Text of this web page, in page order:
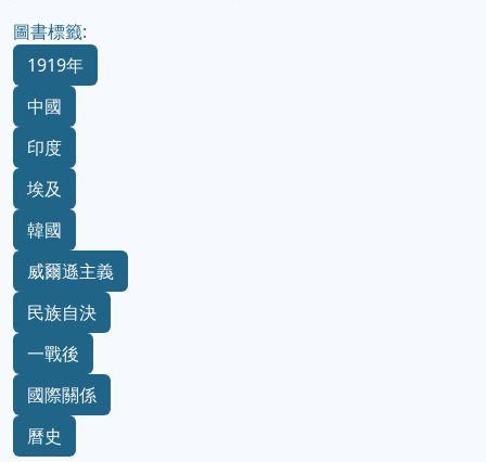
圖書標籤:
1919年
中國
印度
埃及
韓國
威爾遜主義
民族自決
一戰後
國際關係
曆史